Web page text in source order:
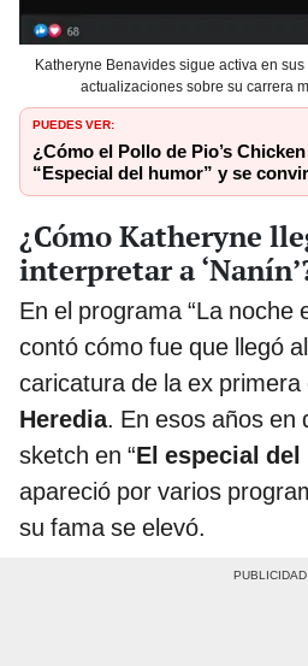
Katheryne Benavides sigue activa en
actualizaciones sobre su carrera
PUEDES VER:
¿Cómo el Pollo de Pio’s
“Especial del humor” y se
¿Cómo Katheryne
interpretar a
En el programa “La noche
contó cómo fue que llegó
caricatura de la ex
Heredia. En esos años en
sketch en “El especial
apareció por varios
su fama se elevó.